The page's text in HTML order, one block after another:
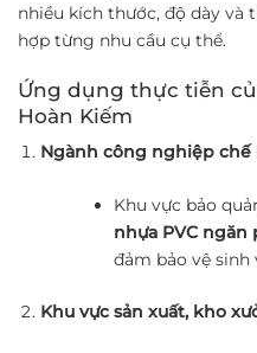
nhiều kích thước, độ dày và
hợp từng nhu cầu cụ thể.
Ứng dụng thực tiễn
Hoàn Kiếm
Ngành công nghiệp
Khu vực bảo
nhựa PVC
đảm bảo vệ
Khu vực sản xuất, kho